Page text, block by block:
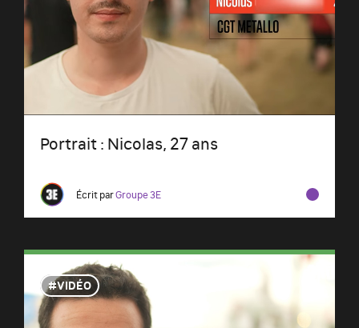
Portrait : Nicolas, 27 ans
Écrit parGroupe 3E
VIDÉO